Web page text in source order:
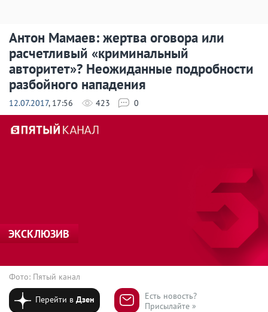
Антон Мамаев: жертва оговора или
расчетливый «криминальный
авторитет»? Неожиданные подробности
разбойного нападения
12.07.2017, 17:56 423 0
ЭКСКЛЮЗИВ
Фото: Пятый канал
Перейти вДзен
Есть новость?
Присылайте »